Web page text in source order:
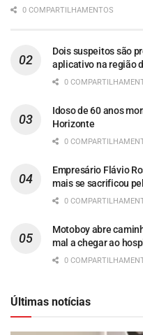
0 COMPARTILHAMENTOS
Dois suspeitos são
aplicativo na região
0
Idoso de 60 anos
Horizonte
0
Empresário Flávio
mais se sacrificou
0
Motoboy abre
mal a chegar ao
0
Últimas notícias